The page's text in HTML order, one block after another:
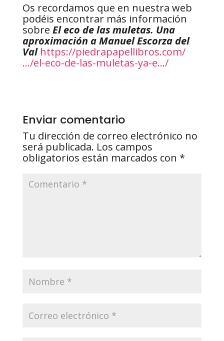
Os recordamos que en nuestra web
podéis encontrar más información
sobre El eco de las muletas. Una
aproximación a Manuel Escorza del
Val https://piedrapapellibros.com/
…/el-eco-de-las-muletas-ya-e…/
Enviar comentario
Tu dirección de correo electrónico no
será publicada. Los campos
obligatorios están marcados con *